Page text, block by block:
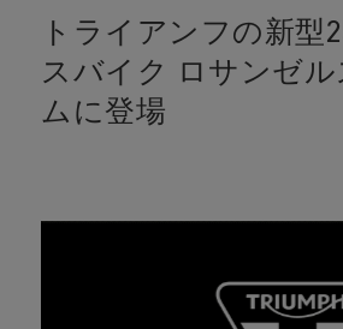
トライアンフの新型
スバイク ロサンゼ
ムに登場